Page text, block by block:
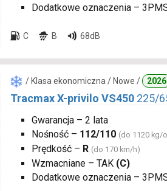
Dodatkowe oznaczenia –
C B 68dB
/ Klasa ekonomiczna / Nowe / 2026
Tracmax X-privilo VS450 225/
Gwarancja – 2 lata
Nośność – 112/110 (do 1120 kg/
Prędkość – R (do 170 km/h)
Wzmacniane – TAK (C)
Dodatkowe oznaczenia –